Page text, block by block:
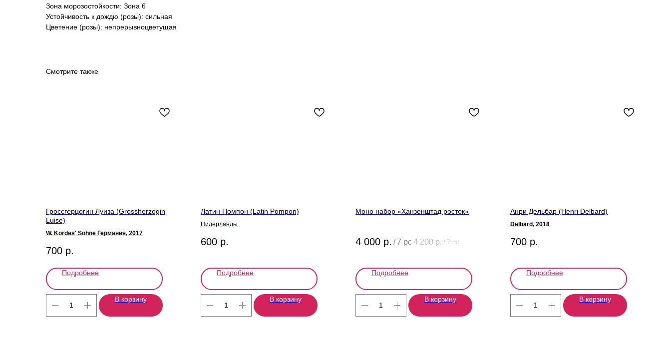
Зона морозостойкости: Зона 6
Устойчивость к дождю (розы): сильная
Цветение (розы): непрерывноцветущая
Смотрите также
Гроссгерцогин Луиза (Grossherzogin
Luise)
W. Kordes' Sohne Германия, 2017
700 р.
Подробнее
В корзину
Латин Помпон (Latin Pompon)
Нидерланды
600 р.
Подробнее
В корзину
Моно набор «Ханзенштад росток»
4 000 р. / 7 pc4 200 р. / 7 pc
Подробнее
В корзину
Анри Дельбар (Henri Delbard)
Delbard, 2018
700 р.
Подробнее
В корзину